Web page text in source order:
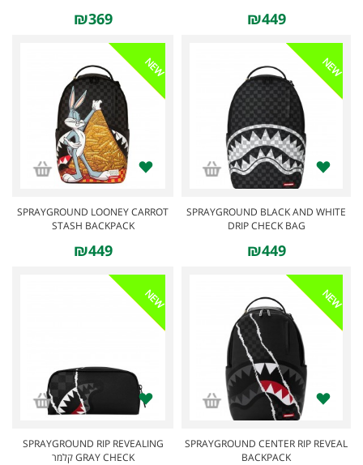
₪449
₪369
NEW
SPRAYGROUND BLACK AND WHITE
DRIP CHECK BAG
₪449
NEW
SPRAYGROUND LOONEY CARROT
STASH BACKPACK
₪449
NEW
SPRAYGROUND CENTER RIP REVEAL
BACKPACK
NEW
SPRAYGROUND RIP REVEALING
GRAY CHECK קלמר